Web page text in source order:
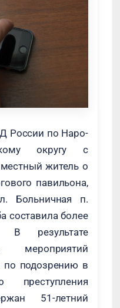
России по Наро-
округу с
житель о
павильона,
Больничная п.
составила более
результате
мероприятий
по подозрению в
преступления
51-летний